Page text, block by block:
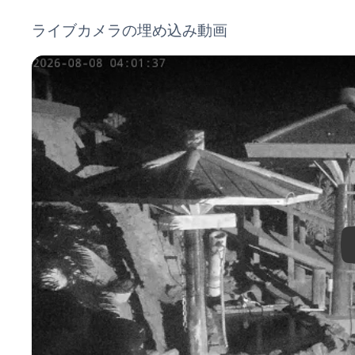
ライブカメラの埋め込み動画